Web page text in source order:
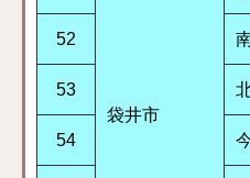
袋井市
52
53
54